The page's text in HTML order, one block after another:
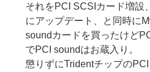
それをPCI SCSIカード増設
にアップデート、と同時に
soundカードを買ったけど
でPCI soundはお蔵入り。
懲りずにTridentチップの